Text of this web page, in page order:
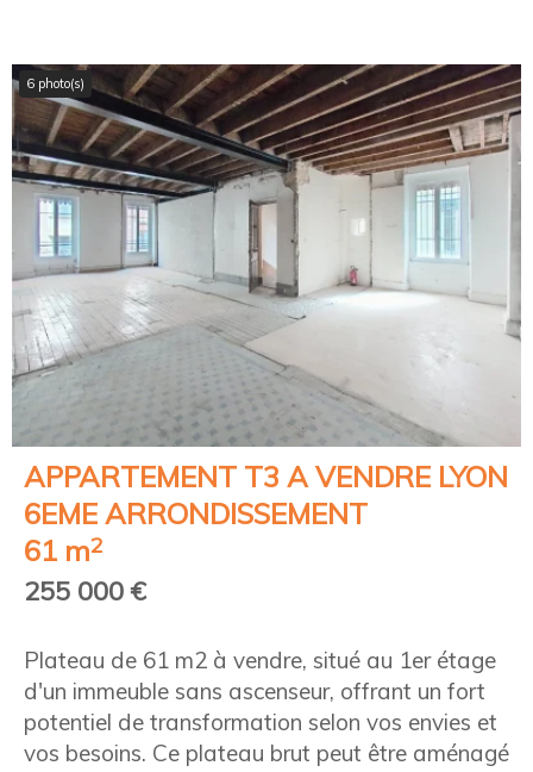
6 photo(s)
APPARTEMENT T3 A VENDRE LYON
6EME ARRONDISSEMENT
61 m2
255 000 €
Plateau de 61 m2 à vendre, situé au 1er étage
d'un immeuble sans ascenseur, offrant un fort
potentiel de transformation selon vos envies et
vos besoins. Ce plateau brut peut être aménagé